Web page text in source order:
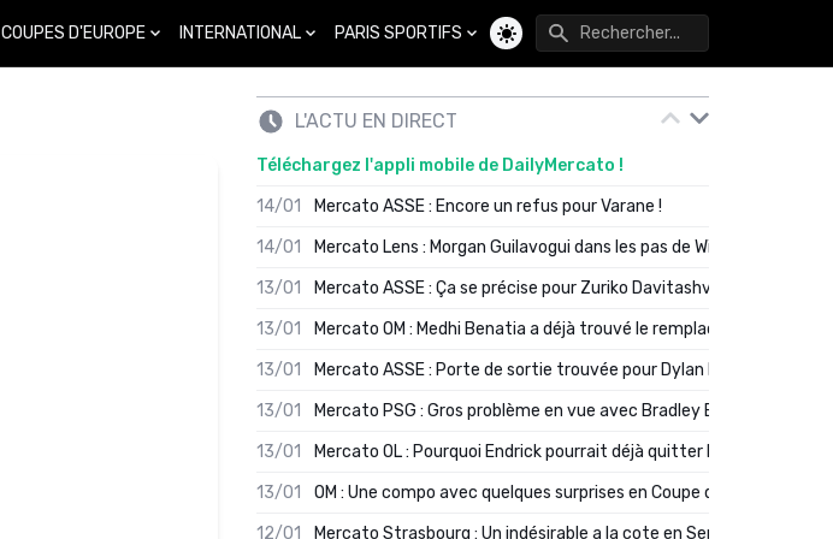
COUPES D'EUROPE INTERNATIONAL PARIS SPORTIFS
Changer de thème
L'ACTU EN DIRECT
Téléchargez l'appli mobile de DailyMercato !
14/01
Mercato ASSE : Encore un refus pour Varane !
14/01
Mercato Lens : Morgan Guilavogui dans les pas de Will Still ?
13/01
Mercato ASSE : Ça se précise pour Zuriko Davitashvili
13/01
Mercato OM : Medhi Benatia a déjà trouvé le remplaçant de Robinio
13/01
Mercato ASSE : Porte de sortie trouvée pour Dylan Batubinsika
13/01
Mercato PSG : Gros problème en vue avec Bradley Barcola ?
13/01
Mercato OL : Pourquoi Endrick pourrait déjà quitter Lyon en janvier
13/01
OM : Une compo avec quelques surprises en Coupe de France
12/01
Mercato Strasbourg : Un indésirable a la cote en Serie A